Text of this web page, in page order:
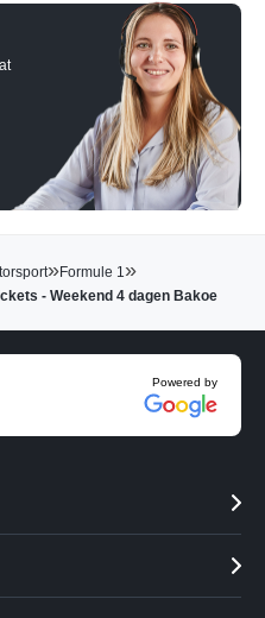
»Formule 1»
- Weekend 4 dagen Bakoe
Powered by